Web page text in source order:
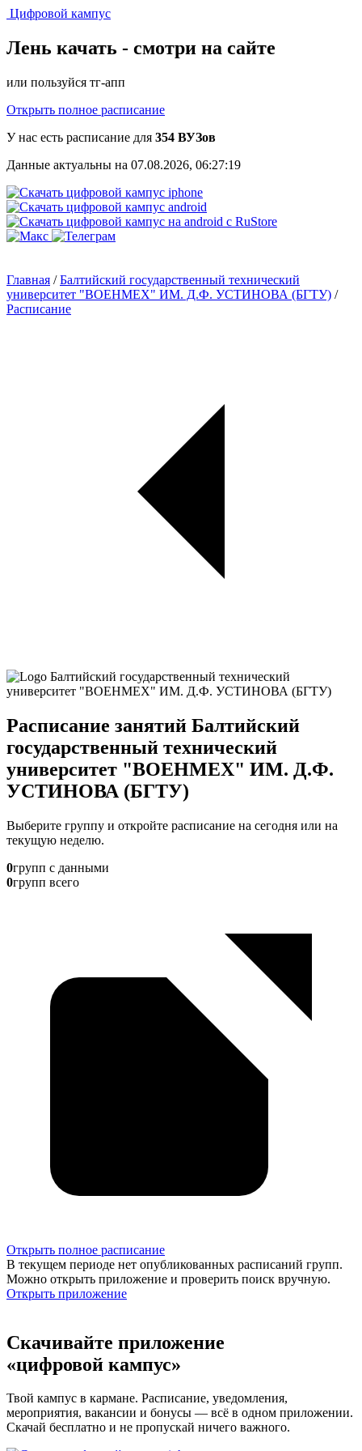
Цифровой кампус
Лень качать - смотри на сайте
или пользуйся тг-апп
Открыть полное расписание
У нас есть расписание для 354 ВУЗов
Данные актуальны на 07.08.2026, 06:27:19
Главная /Балтийский государственный технический
университет "ВОЕНМЕХ" ИМ. Д.Ф. УСТИНОВА (БГТУ) /
Расписание
Расписание занятий Балтийский
государственный технический
университет "ВОЕНМЕХ" ИМ. Д.Ф.
УСТИНОВА (БГТУ)
Выберите группу и откройте расписание на сегодня или на
текущую неделю.
0групп с данными
0групп всего
Открыть полное расписание
В текущем периоде нет опубликованных расписаний групп.
Можно открыть приложение и проверить поиск вручную.
Открыть приложение
Скачивайте приложение
«цифровой кампус»
Твой кампус в кармане. Расписание, уведомления,
мероприятия, вакансии и бонусы — всё в одном приложении.
Скачай бесплатно и не пропускай ничего важного.